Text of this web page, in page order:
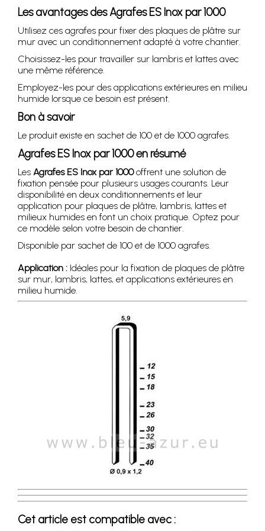
Les avantages des Agrafes ES Inox par 1000
Utilisez ces agrafes pour fixer des plaques de plâtre sur
mur avec un conditionnement adapté à votre chantier.
Choisissez-les pour travailler sur lambris et lattes avec
une même référence.
Employez-les pour des applications extérieures en milieu
humide lorsque ce besoin est présent.
Bon à savoir
Le produit existe en sachet de 100 et de 1000 agrafes.
Agrafes ES Inox par 1000 en résumé
Les Agrafes ES Inox par 1000offrent une solution de
fixation pensée pour plusieurs usages courants. Leur
disponibilité en deux conditionnements et leur
application pour plaques de plâtre, lambris, lattes et
milieux humides en font un choix pratique. Optez pour
ce modèle selon votre besoin de chantier.
Disponible par sachet de 100 et de 1000 agrafes.
Application : Idéales pour la fixation de plaques de plâtre
sur mur, lambris, lattes, et applications extérieures en
milieu humide.
Cet article est compatible avec :